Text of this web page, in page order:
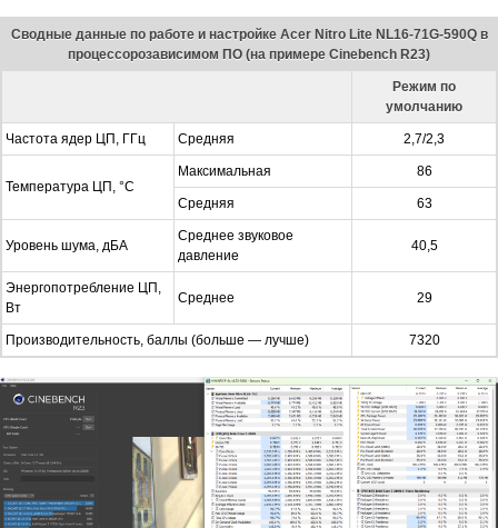
Сводные данные по работе и настройке Acer Nitro Lite NL16-71G-590Q в
процессорозависимом ПО (на примере Cinebench R23)
Режим по
умолчанию
Частота ядер ЦП, ГГц Средняя 2,7/2,3
Температура ЦП, °C
Максимальная 86
Средняя 63
Уровень шума, дБА
Среднее звуковое
давление
40,5
Энергопотребление ЦП,
Вт
Среднее 29
Производительность, баллы (больше — лучше) 7320